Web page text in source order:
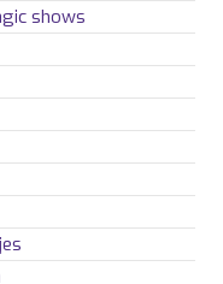
shows